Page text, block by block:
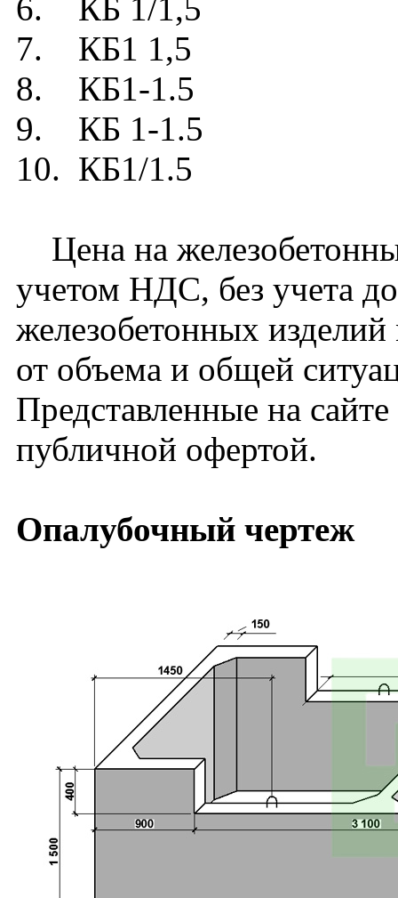
6. КБ 1/1,5
7. КБ1 1,5
8. КБ1-1.5
9. КБ 1-1.5
10. КБ1/1.5
Цена на
учетом НДС, без учета
железобетонных
от объема и общей
Представленные на
публичной офертой.
Опалубочный чертеж